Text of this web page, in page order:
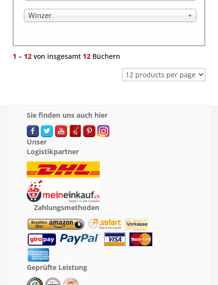
Winzer
1 – 12 von insgesamt 12 Büchern
Sie finden uns auch hier
Unser
Logistikpartner
Zahlungsmethoden
Geprüfte Leistung